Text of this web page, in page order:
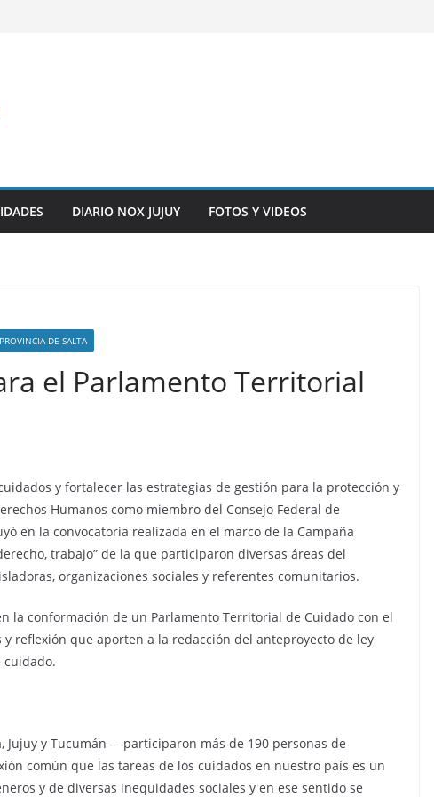
DIARIO NOX JUJUY FOTOS Y VIDEOS
DE SALTA
el Parlamento Territorial
y fortalecer las estrategias de gestión para la protección y
Humanos como miembro del Consejo Federal de
en la convocatoria realizada en el marco de la Campaña
trabajo” de la que participaron diversas áreas del
organizaciones sociales y referentes comunitarios.
la conformación de un Parlamento Territorial de Cuidado con el
reflexión que aporten a la redacción del anteproyecto de ley
cuidado.
Jujuy y Tucumán – participaron más de 190 personas de
común que las tareas de los cuidados en nuestro país es un
y de diversas inequidades sociales y en ese sentido se